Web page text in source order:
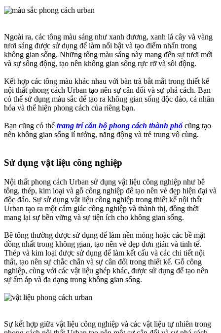
Ngoài ra, các tông màu sáng như xanh dương, xanh lá cây và vàng
tươi sáng được sử dụng để làm nổi bật và tạo điểm nhấn trong
không gian sống. Những tông màu sáng này mang đến sự tươi mới
và sự sống động, tạo nên không gian sống rực rỡ và sôi động.
Kết hợp các tông màu khác nhau với bàn trà bắt mắt trong thiết kế
nội thất phong cách Urban tạo nên sự cân đối và sự phá cách. Bạn
có thể sử dụng màu sắc để tạo ra không gian sống độc đáo, cá nhân
hóa và thể hiện phong cách của riêng bạn.
Bạn cũng có thể trang trí căn hộ phong cách thành phốcũng tạo
nên không gian sống lí tưởng, năng động và trẻ trung vô cùng.
Sử dụng vật liệu công nghiệp​
Nội thất phong cách Urban sử dụng vật liệu công nghiệp như bê
tông, thép, kim loại và gỗ công nghiệp để tạo nên vẻ đẹp hiện đại và
độc đáo. Sự sử dụng vật liệu công nghiệp trong thiết kế nội thất
Urban tạo ra một cảm giác công nghiệp và thành thị, đồng thời
mang lại sự bền vững và sự tiện ích cho không gian sống.
Bê tông thường được sử dụng để làm nền móng hoặc các bề mặt
đồng nhất trong không gian, tạo nên vẻ đẹp đơn giản và tinh tế.
Thép và kim loại được sử dụng để làm kết cấu và các chi tiết nội
thất, tạo nên sự chắc chắn và sự cân đối trong thiết kế. Gỗ công
nghiệp, cùng với các vật liệu ghép khác, được sử dụng để tạo nên
sự ấm áp và đa dạng trong không gian sống.
Sự kết hợp giữa vật liệu công nghiệp và các vật liệu tự nhiên trong